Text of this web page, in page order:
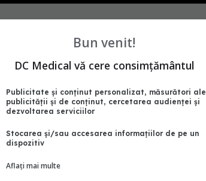
Bun venit!
DC Medical vă cere consimțământul
Publicitate și conținut personalizat, măsurători ale
publicității și de conținut, cercetarea audienței și
dezvoltarea serviciilor
Stocarea și/sau accesarea informațiilor de pe un
dispozitiv
Aflați mai multe